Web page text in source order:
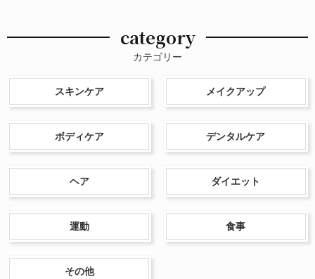
category
カテゴリー
スキンケア メイクアップ
ボディケア デンタルケア
ヘア ダイエット
運動 食事
その他